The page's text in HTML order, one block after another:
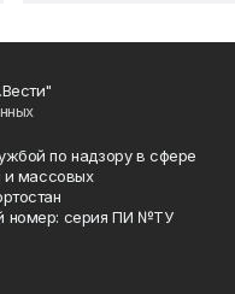
по надзору в сфере
и массовых
номер: серия ПИ №ТУ